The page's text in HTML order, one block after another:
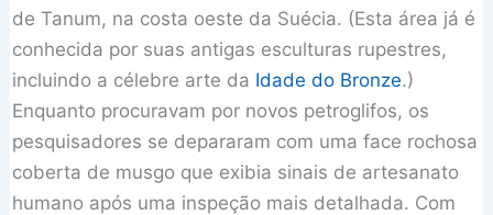
de Tanum, na costa oeste da Suécia. (Esta área já é
conhecida por suas antigas esculturas rupestres,
incluindo a célebre arte da Idade do Bronze.)
Enquanto procuravam por novos petroglifos, os
pesquisadores se depararam com uma face rochosa
coberta de musgo que exibia sinais de artesanato
humano após uma inspeção mais detalhada. Com